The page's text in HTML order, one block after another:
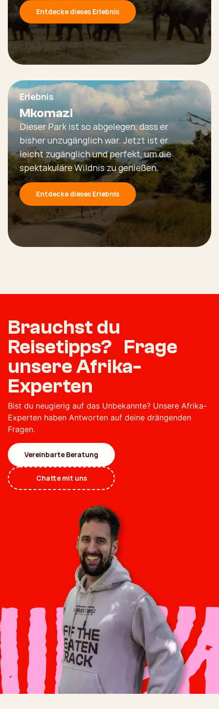
Entdecke dieses Erlebnis
Erlebnis
Mkomazi
Dieser Park ist so abgelegen, dass er
bisher unzugänglich war. Jetzt ist er
leicht zugänglich und perfekt, um die
spektakuläre Wildnis zu genießen.
Entdecke dieses Erlebnis
Brauchst du
Reisetipps? Frage
unsere Afrika-
Experten
Bist du neugierig auf das Unbekannte? Unsere Afrika-
Experten haben Antworten auf deine drängenden
Fragen.
Vereinbarte Beratung
Chatte mit uns